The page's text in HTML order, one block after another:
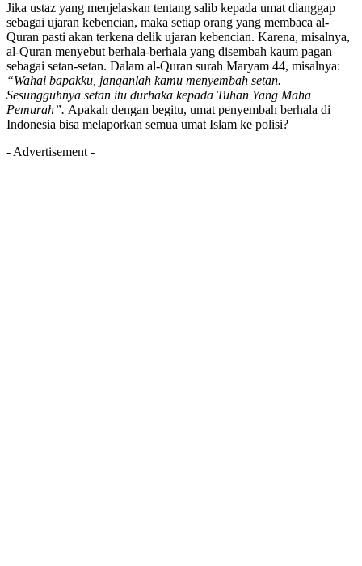
Jika ustaz yang menjelaskan tentang salib kepada umat dianggap
sebagai ujaran kebencian, maka setiap orang yang membaca al-
Quran pasti akan terkena delik ujaran kebencian. Karena, misalnya,
al-Quran menyebut berhala-berhala yang disembah kaum pagan
sebagai setan-setan. Dalam al-Quran surah Maryam 44, misalnya:
“Wahai bapakku, janganlah kamu menyembah setan.
Sesungguhnya setan itu durhaka kepada Tuhan Yang Maha
Pemurah”. Apakah dengan begitu, umat penyembah berhala di
Indonesia bisa melaporkan semua umat Islam ke polisi?
- Advertisement -